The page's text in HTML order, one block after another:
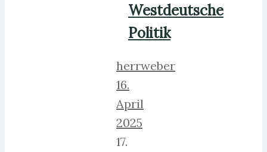
Westdeutsche
Politik
herrweber
16.
April
2025
17.